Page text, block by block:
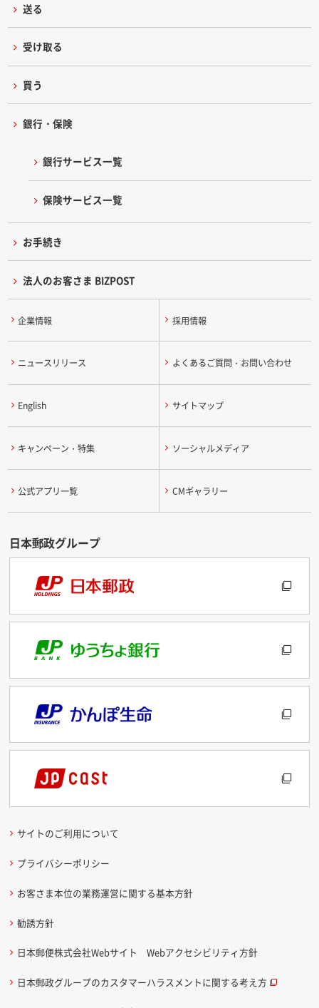
送る
受け取る
買う
銀行・保険
銀行サービス一覧
保険サービス一覧
お手続き
法人のお客さま BIZPOST
企業情報 採用情報
ニュースリリース よくあるご質問・お問い合わせ
English サイトマップ
キャンペーン・特集 ソーシャルメディア
公式アプリ一覧 CMギャラリー
サイトのご利用について
プライバシーポリシー
お客さま本位の業務運営に関する基本方針
勧誘方針
日本郵便株式会社Webサイト Webアクセシビリティ方針
日本郵政グループのカスタマーハラスメントに関する考え方